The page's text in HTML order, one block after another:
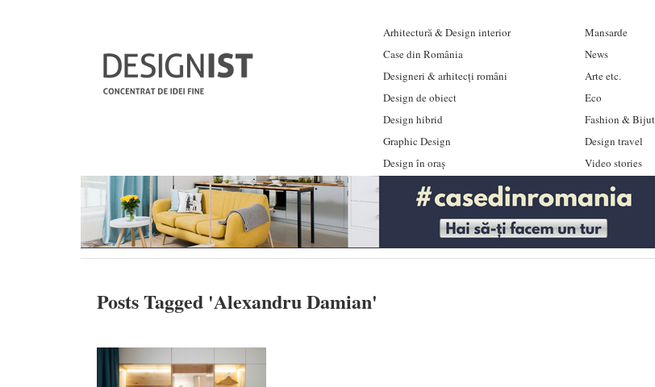
Arhitectură & Design interior
Case din România
Designeri & arhitecți români
Design de obiect
Design hibrid
Graphic Design
Design în oraș
Mansarde
News
Arte etc.
Eco
Fashion &
Design travel
Video stories
Posts Tagged 'Alexandru Damian'